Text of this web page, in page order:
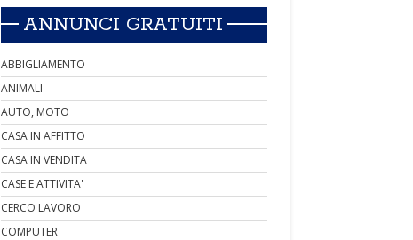
ANNUNCI GRATUITI
ABBIGLIAMENTO
ANIMALI
AUTO, MOTO
CASA IN AFFITTO
CASA IN VENDITA
CASE E ATTIVITA'
CERCO LAVORO
COMPUTER